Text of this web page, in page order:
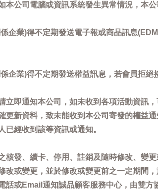
本公司電腦或資訊系統發生異常情況，本
企業)得不定期發送電子報或商品訊息
企業)得不定期發送權益訊息，若會員拒絕
立即通知本公司，如未收到各項活動資訊
更新資料，致未能收到本公司寄發的權益
已經收到該等資訊或通知。
核發、續卡、停用、註銷及隨時修改、變
改或變更，並於修改或變更前之一定期間
話或Email通知誠品顧客服務中心，由雙